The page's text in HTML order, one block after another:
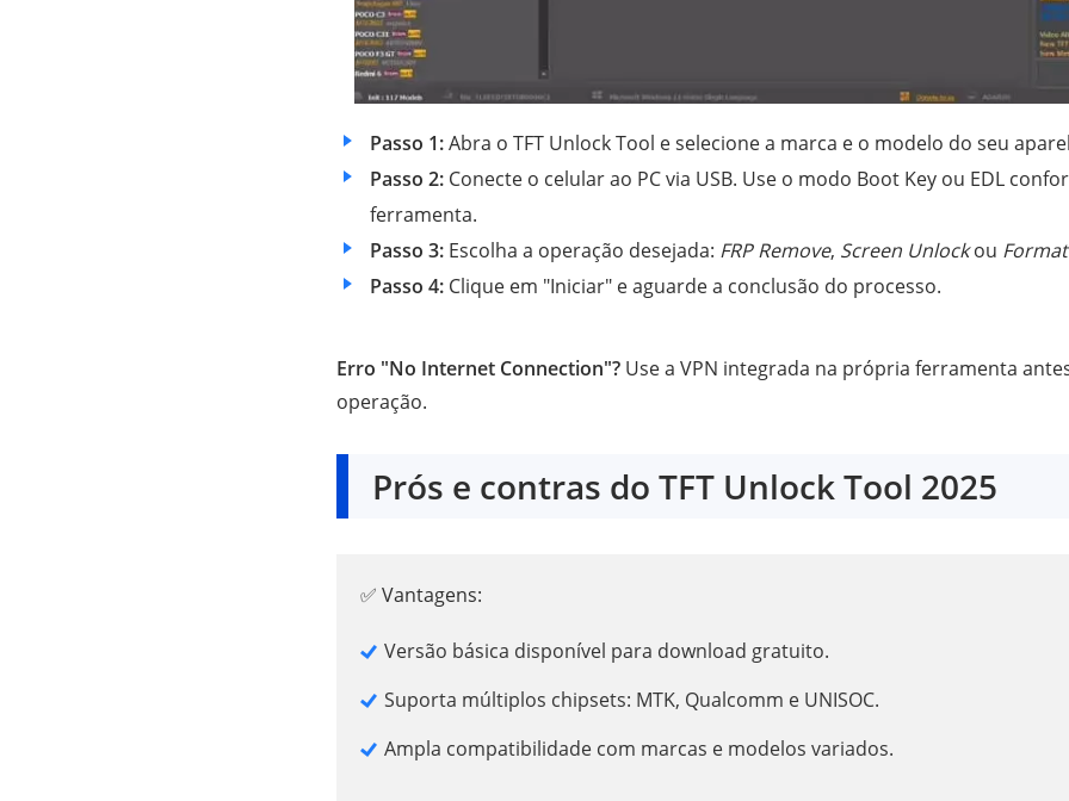
Passo 1:Abra o TFT Unlock Tool e selecione a marca e o modelo do seu
Passo 2: Conecte o celular ao PC via USB. Use o modo Boot Key ou EDL
ferramenta.
Passo 3: Escolha a operação desejada: FRP Remove, Screen Unlockou Format
Passo 4: Clique em "Iniciar" e aguarde a conclusão do processo.
Erro "No Internet Connection"? Use a VPN integrada na própria ferramenta
operação.
Prós e contras do TFT Unlock Tool 2025
✅ Vantagens:
Versão básica disponível para download gratuito.
Suporta múltiplos chipsets: MTK, Qualcomm e UNISOC.
Ampla compatibilidade com marcas e modelos variados.